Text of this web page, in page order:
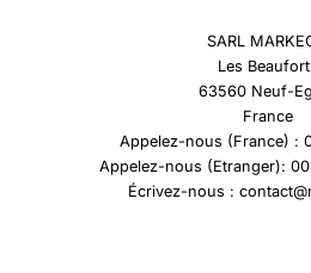
SARL
Les
63560 Neuf-
France
Appelez-nous (France) :
Appelez-nous (Etranger):
Écrivez-nous :